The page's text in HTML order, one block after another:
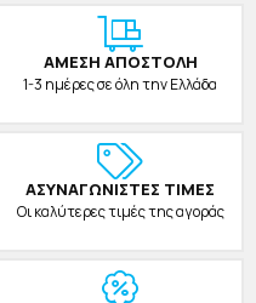
ΑΜΕΣΗ ΑΠΟΣΤΟΛΗ
1-3 ημέρες σε όλη την Ελλάδα
ΑΣΥΝΑΓΩΝΙΣΤΕΣ ΤΙΜΕΣ
Οι καλύτερες τιμές της αγοράς